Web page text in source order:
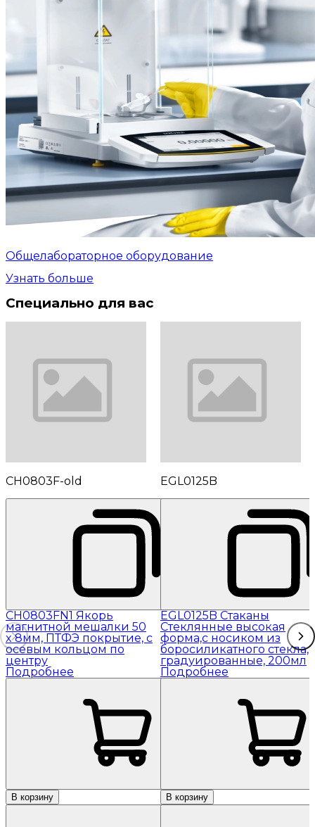
Общелабораторное оборудование
Узнать больше
Специально для вас
CH0803F-old
CH0803FN1 Якорь
магнитной мешалки 50
x 8мм, ПТФЭ покрытие, с
осевым кольцом по
центру
Подробнее
В корзину
EGL0125B
EGL0125B Стаканы
Стеклянные высокая
форма,с носиком из
боросиликатного стекла,
градуированные, 200мл
Подробнее
В корзину